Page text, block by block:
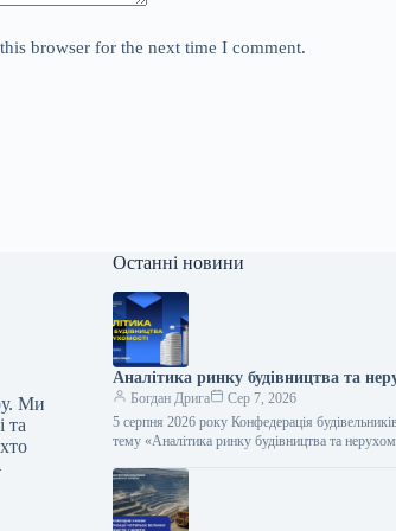
browser for the next time I comment.
Ми
та
Останні новини
Аналітика ринку будівництва та
Богдан Дрига
Сер 7, 2026
5 серпня 2026 року Конфедерація
тему «Аналітика ринку будівництва та